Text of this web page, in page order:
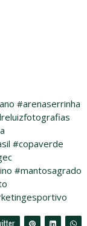
#arenaserrinha
#copaverde
#mantosagrado